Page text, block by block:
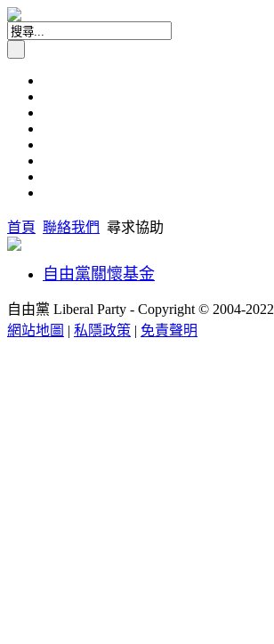
首頁 聯絡我們 尋求協助
自由黨關懷基金
自由黨 Liberal Party - Copyright © 2004-2022
網站地圖 | 私隱政策 | 免責聲明